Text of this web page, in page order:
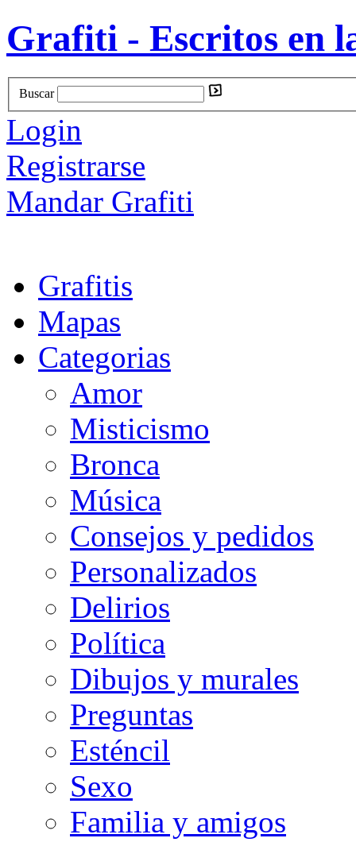
Grafiti - Escritos en
Buscar
Login
Registrarse
Mandar Grafiti
Grafitis
Mapas
Categorias
Amor
Misticismo
Bronca
Música
Consejos y pedidos
Personalizados
Delirios
Política
Dibujos y murales
Preguntas
Esténcil
Sexo
Familia y amigos